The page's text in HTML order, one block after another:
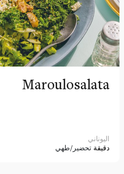
Maroulosalata
اليوناني
دقيقة تحضير/طهي